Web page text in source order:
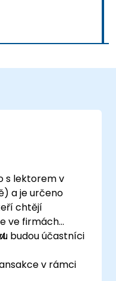
s lektorem v
a je určeno
chtějí
ve firmách
budou účastníci
v rámci